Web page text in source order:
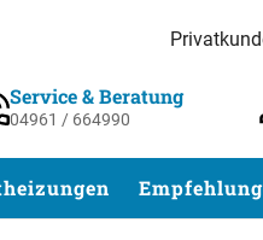
Service &
Service & Beratung
04961 / 664990